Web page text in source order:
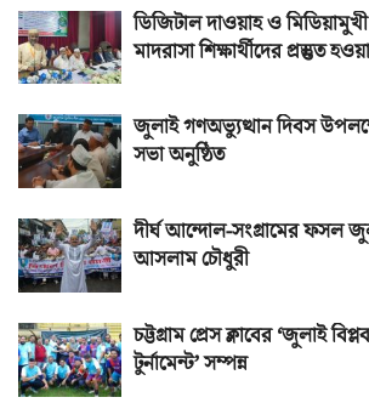
ডিজিটাল দাওয়াহ ও
মাদরাসা শিক্ষার্থীদের প্রস্তুত
জুলাই গণঅভ্যুত্থান দিবস
সভা অনুষ্ঠিত
দীর্ঘ আন্দোল-সংগ্রামের ফসল
আসলাম চৌধুরী
চট্টগ্রাম প্রেস ক্লাবের ‘জুলাই
টুর্নামেন্ট’ সম্পন্ন